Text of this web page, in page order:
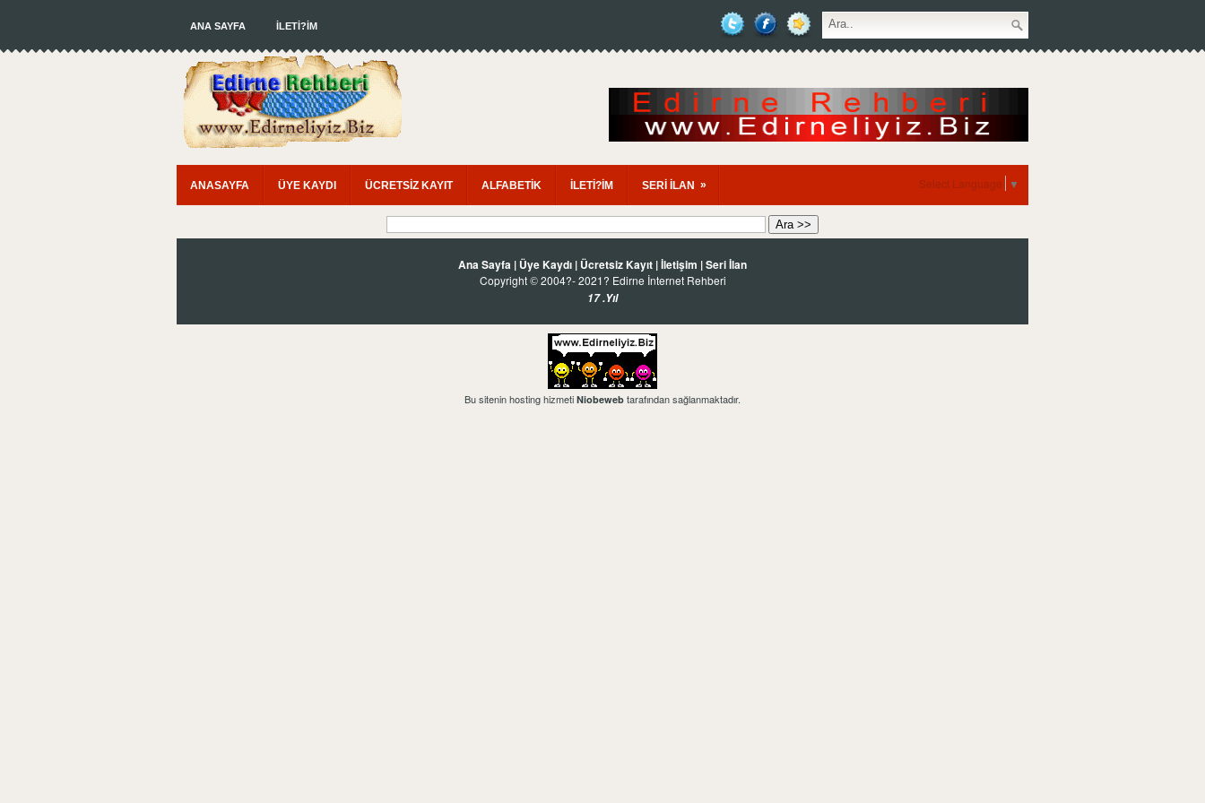
ANA SAYFA İLETİ?İM
ANASAYFA ÜYE KAYDI ÜCRETSİZ KAYIT ALFABETİK İLETİ?İM SERİ İLAN » Select Language ▼
Ana Sayfa | Üye Kaydı | Ücretsiz Kayıt |İletişim |Seri İlan
Copyright ©2004?- 2021? Edirne İnternet Rehberi
17 .Yıl
Bu sitenin hosting hizmeti Niobeweb tarafından sağlanmaktadır.